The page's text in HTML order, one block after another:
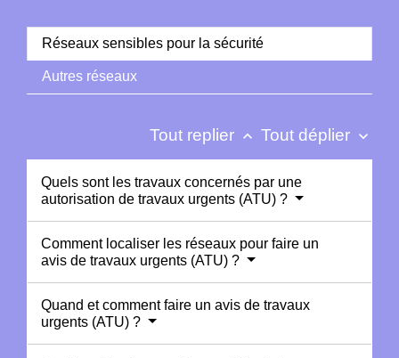
Réseaux sensibles pour la sécurité
Autres réseaux
Tout replier keyboard_arrow_up Tout déplier keyboard_arrow_down
Quels sont les travaux concernés par une
autorisation de travaux urgents (ATU) ?
Comment localiser les réseaux pour faire un
avis de travaux urgents (ATU) ?
Quand et comment faire un avis de travaux
urgents (ATU) ?